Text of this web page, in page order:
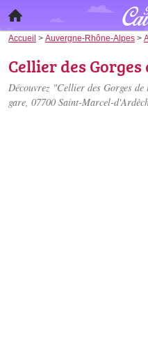
Accueil > Auvergne-Rhône-Alpes >
Cellier des
Découvrez "Cellier des Gorges
gare, 07700 Saint-Marcel-